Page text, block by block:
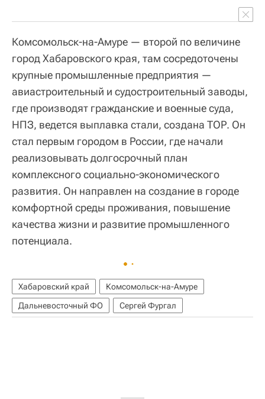
Комсомольск-на-Амуре — второй по величине
город Хабаровского края, там сосредоточены
крупные промышленные предприятия —
авиастроительный и судостроительный заводы,
где производят гражданские и военные суда,
НПЗ, ведется выплавка стали, создана ТОР. Он
стал первым городом в России, где начали
реализовывать долгосрочный план
комплексного социально-экономического
развития. Он направлен на создание в городе
комфортной среды проживания, повышение
качества жизни и развитие промышленного
потенциала.
Хабаровский край
Комсомольск-на-Амуре
Дальневосточный ФО
Сергей Фургал